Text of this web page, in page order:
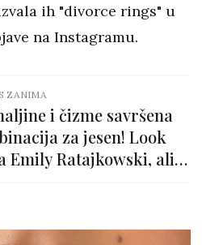
ih "divorce rings" u
na Instagramu.
ZANIMA
i čizme savršena
za jesen! Look
Emily Ratajkowski, ali i